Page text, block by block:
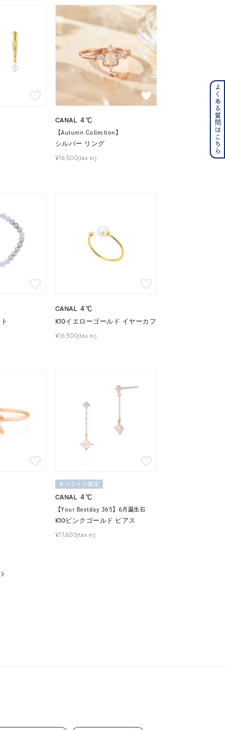
生石 6月の誕生石
12月の誕生石
イエロー
推し活
ション
CANAL ４℃
【Autumn Collection】
シルバー リング
¥16,500(tax in)
CANAL ４℃
K10イエローゴールド イヤーカフ
¥16,500(tax in)
オンライン限定
CANAL ４℃
【Your Bestday 365】6月誕生石
K10ピンクゴールド ピアス
¥17,600(tax in)
よくある質問はこちら